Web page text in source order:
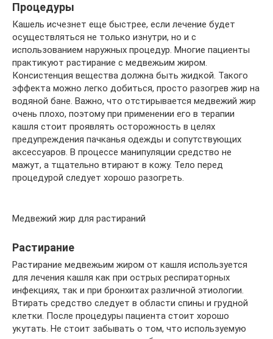
Процедуры
Кашель исчезнет еще быстрее, если лечение будет
осуществляться не только изнутри, но и с
использованием наружных процедур. Многие пациенты
практикуют растирание с медвежьим жиром.
Консистенция вещества должна быть жидкой. Такого
эффекта можно легко добиться, просто разогрев жир на
водяной бане. Важно, что отстирывается медвежий жир
очень плохо, поэтому при применении его в терапии
кашля стоит проявлять осторожность в целях
предупреждения пачканья одежды и сопутствующих
аксессуаров. В процессе манипуляции средство не
мажут, а тщательно втирают в кожу. Тело перед
процедурой следует хорошо разогреть.
Медвежий жир для растираний
Растирание
Растирание медвежьим жиром от кашля используется
для лечения кашля как при острых респираторных
инфекциях, так и при бронхитах различной этиологии.
Втирать средство следует в области спины и грудной
клетки. После процедуры пациента стоит хорошо
укутать. Не стоит забывать о том, что используемую